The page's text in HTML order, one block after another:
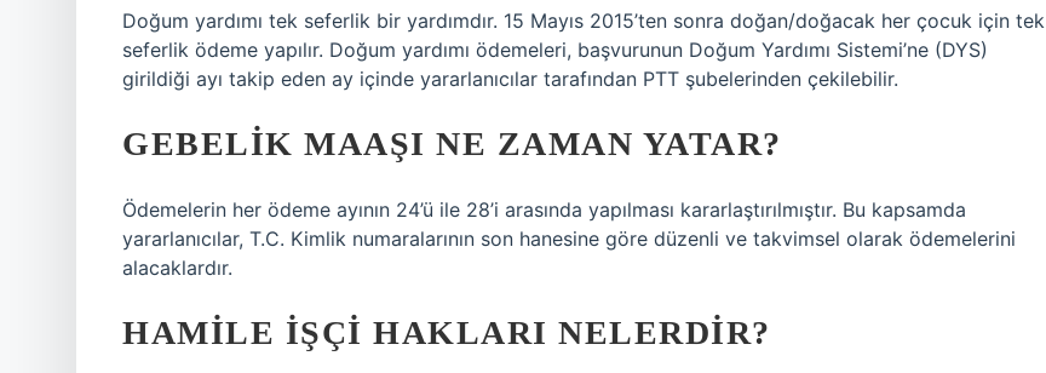
Doğum yardımı tek seferlik bir yardımdır. 15 Mayıs 2015’ten sonra doğan/doğacak her çocuk için tek
seferlik ödeme yapılır. Doğum yardımı ödemeleri, başvurunun Doğum Yardımı Sistemi’ne (DYS)
girildiği ayı takip eden ay içinde yararlanıcılar tarafından PTT şubelerinden çekilebilir.
GEBELIK MAAŞI NE ZAMAN YATAR?
Ödemelerin her ödeme ayının 24’ü ile 28’i arasında yapılması kararlaştırılmıştır. Bu kapsamda
yararlanıcılar, T.C. Kimlik numaralarının son hanesine göre düzenli ve takvimsel olarak ödemelerini
alacaklardır.
HAMILE IŞÇI HAKLARI NELERDIR?